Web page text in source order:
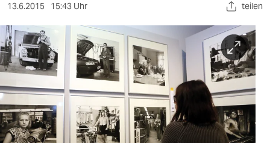
sport
berlin
nord
wahrheit
13.6.2015 15:43 Uhr teilen